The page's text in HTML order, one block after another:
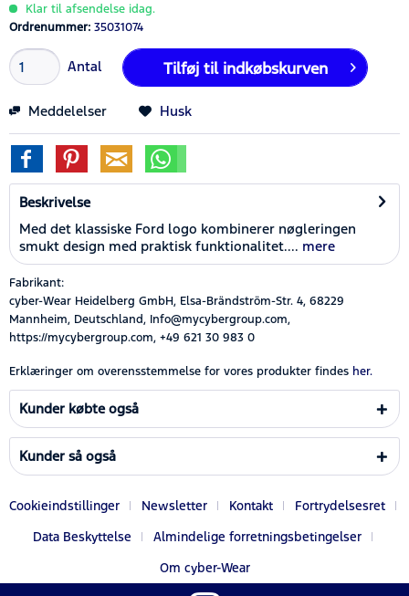
Klar til afsendelse idag.
Ordrenummer: 35031074
Antal Tilføj til indkøbskurven
Meddelelser Husk
Beskrivelse
Med det klassiske Ford logo kombinerer nøgleringen
smukt design med praktisk funktionalitet.... mere
Fabrikant:
cyber-Wear Heidelberg GmbH, Elsa-Brändström-Str. 4, 68229
Mannheim, Deutschland, Info@mycybergroup.com,
https://mycybergroup.com, +49 621 30 983 0
Erklæringer om overensstemmelse for vores produkter findes her.
Kunder købte også
Kunder så også
Cookieindstillinger Newsletter Kontakt
Fortrydelsesret
Data Beskyttelse
Almindelige forretningsbetingelser
Om cyber-Wear